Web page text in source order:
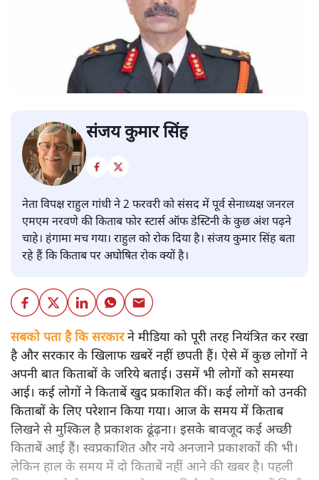
संजय कुमार सिंह
नेता विपक्ष राहुल गांधी ने 2 फरवरी को संसद में पूर्व सेनाध्यक्ष जनरल
एमएम नरवणे की किताब फोर स्टार्स ऑफ डेस्टिनी के कुछ अंश पढ़ने
चाहे। हंगामा मच गया। राहुल को रोक दिया है। संजय कुमार सिंह बता
रहे हैं कि किताब पर अघोषित रोक क्यों है।
सबको पता है कि सरकारने मीडिया को पूरी तरह नियंत्रित कर रखा
है और सरकार के खिलाफ खबरें नहीं छपती हैं। ऐसे में कुछ लोगों ने
अपनी बात किताबों के जरिये बताई। उसमें भी लोगों को समस्या
आई। कई लोगों ने किताबें खुद प्रकाशित कीं। कई लोगों को उनकी
किताबों के लिए परेशान किया गया। आज के समय में किताब
लिखने से मुश्किल है प्रकाशक ढूंढ़ना। इसके बावजूद कई अच्छी
किताबें आई हैं। स्वप्रकाशित और नये अनजाने प्रकाशकों की भी।
लेकिन हाल के समय में दो किताबें नहीं आने की खबर है। पहली